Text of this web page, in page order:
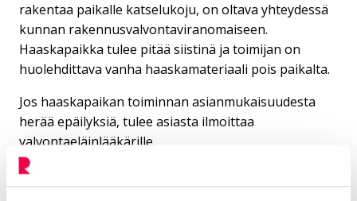
rakentaa paikalle katselukoju, on oltava yhteydessä
kunnan rakennusvalvontaviranomaiseen.
Haaskapaikka tulee pitää siistinä ja toimijan on
huolehdittava vanha haaskamateriaali pois paikalta.
Jos haaskapaikan toiminnan asianmukaisuudesta
herää epäilyksiä, tulee asiasta ilmoittaa
valvontaeläinlääkärille.